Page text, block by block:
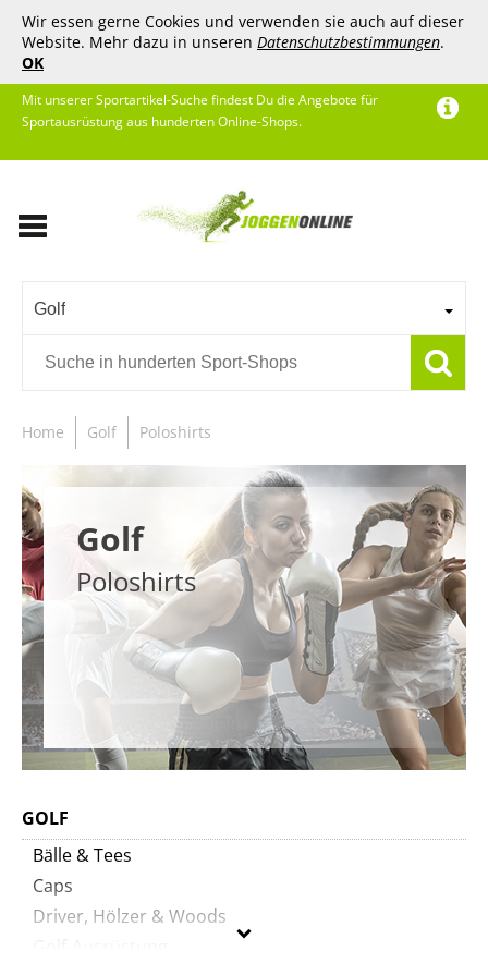
Wir essen gerne Cookies und verwenden sie auch auf dieser
Website. Mehr dazu in unseren Datenschutzbestimmungen.
OK
Mit unserer Sportartikel-Suche findest Du die Angebote für
Sportausrüstung aus hunderten Online-Shops.
Golf
Home Golf Poloshirts
Golf
Poloshirts
GOLF
Bälle & Tees
Caps
Driver, Hölzer & Woods